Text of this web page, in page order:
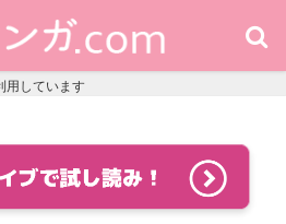
用しています